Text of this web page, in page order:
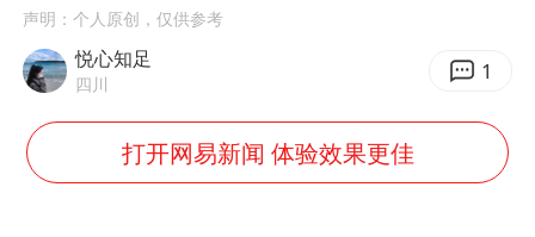
男子结婚8年3个女儿都不是亲生
NBA传奇教练老尼尔森去世
手机真会“偷听”我们说话吗
声明：个人原创，仅供参考
悦心知足
四川 1
打开网易新闻 体验效果更佳